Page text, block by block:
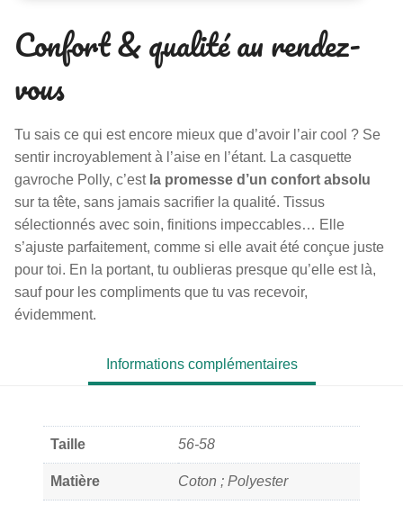
Confort & qualité au rendez-
vous
Tu sais ce qui est encore mieux que d’avoir l’air cool ? Se
sentir incroyablement à l’aise en l’étant. La casquette
gavroche Polly, c’est la promesse d’un confort absolu
sur ta tête, sans jamais sacrifier la qualité. Tissus
sélectionnés avec soin, finitions impeccables… Elle
s’ajuste parfaitement, comme si elle avait été conçue juste
pour toi. En la portant, tu oublieras presque qu’elle est là,
sauf pour les compliments que tu vas recevoir,
évidemment.
Informations complémentaires
Taille 56-58
Matière Coton ; Polyester